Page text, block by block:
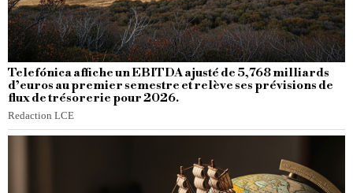
Telefónica affiche un EBITDA ajusté de 5,768 milliards
d’euros au premier semestre et relève ses prévisions de
flux de trésorerie pour 2026.
Redaction LCE